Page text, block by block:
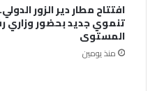
افتتاح مطار دير الزور
تنموي جديد بحضور وزاري
المستوى
منذ يومين